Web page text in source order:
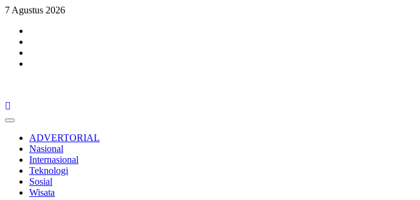
Skip
content
7 Agustus 2026
Primary
ADVERTORIAL
Nasional
Internasional
Teknologi
Sosial
Wisata